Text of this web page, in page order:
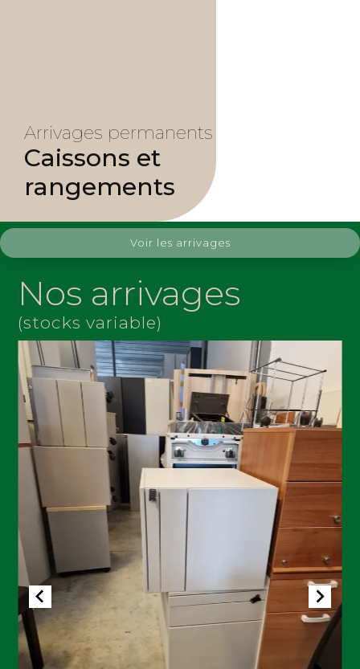
Arrivages permanents
Caissons et
rangements
Voir les arrivages
Nos arrivages
(stocks variable)